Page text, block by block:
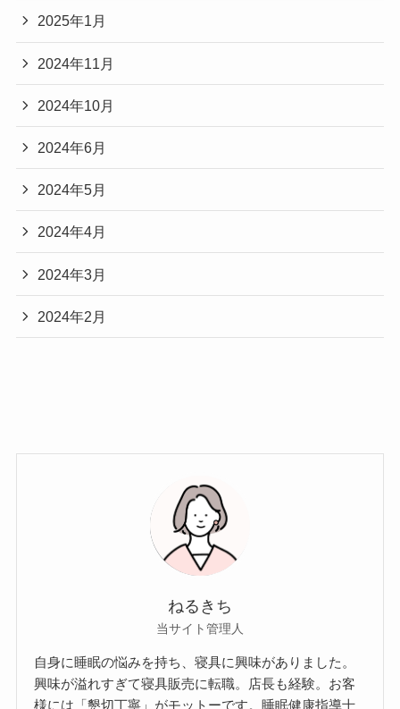
2025年1月
2024年11月
2024年10月
2024年6月
2024年5月
2024年4月
2024年3月
2024年2月
ねるきち
当サイト管理人
自身に睡眠の悩みを持ち、寝具に興味がありました。
興味が溢れすぎて寝具販売に転職。店長も経験。お客
様には「懇切丁寧」がモットーです。睡眠健康指導士